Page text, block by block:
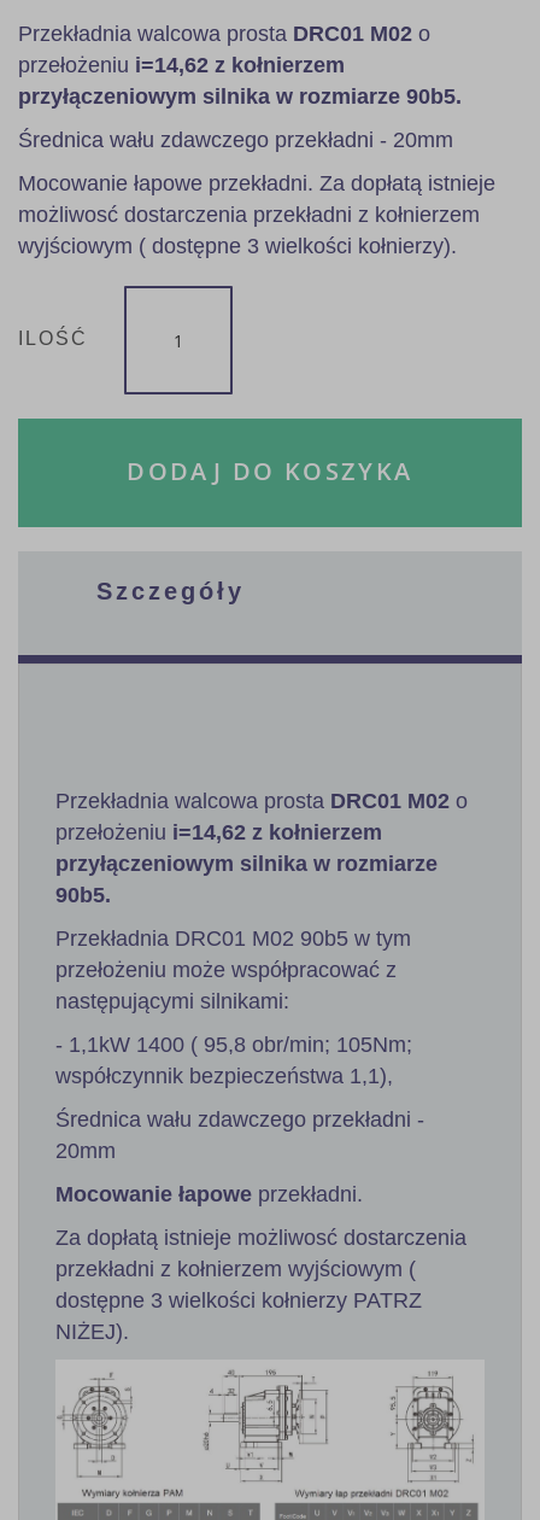
Przekładnia walcowa prosta DRC01 M02 o
przełożeniu i=14,62 z kołnierzem
przyłączeniowym silnika w rozmiarze 90b5.
Średnica wału zdawczego przekładni - 20mm
Mocowanie łapowe przekładni. Za dopłatą istnieje
możliwosć dostarczenia przekładni z kołnierzem
wyjściowym ( dostępne 3 wielkości kołnierzy).
ILOŚĆ
DODAJ DO KOSZYKA
Szczegóły
Przekładnia walcowa prosta DRC01 M02 o
przełożeniu i=14,62 z kołnierzem
przyłączeniowym silnika w rozmiarze
90b5.
Przekładnia DRC01 M02 90b5 w tym
przełożeniu może współpracować z
następującymi silnikami:
- 1,1kW 1400 ( 95,8 obr/min; 105Nm;
współczynnik bezpieczeństwa 1,1),
Średnica wału zdawczego przekładni -
20mm
Mocowanie łapowe przekładni.
Za dopłatą istnieje możliwosć dostarczenia
przekładni z kołnierzem wyjściowym (
dostępne 3 wielkości kołnierzy PATRZ
NIŻEJ).